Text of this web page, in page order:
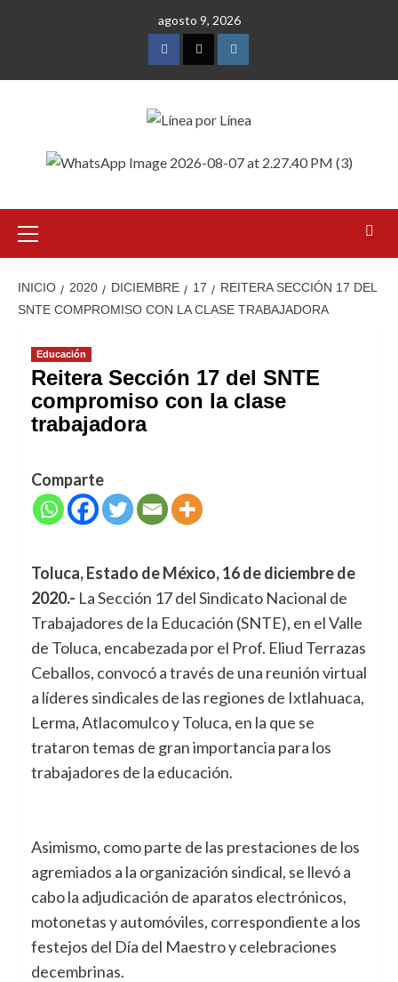
agosto 9, 2026
FacebookTwitterInstagram
primario
INICIO 2020 DICIEMBRE 17
REITERA SECCIÓN 17 DEL
SNTE COMPROMISO CON LA CLASE TRABAJADORA
Educación
Reitera Sección 17 del SNTE
compromiso con la clase
trabajadora
Comparte
Toluca, Estado de México, 16 de diciembre de
2020.- La Sección 17 del Sindicato Nacional de
Trabajadores de la Educación (SNTE), en el Valle
de Toluca, encabezada por el Prof. Eliud Terrazas
Ceballos, convocó a través de una reunión virtual
a líderes sindicales de las regiones de Ixtlahuaca,
Lerma, Atlacomulco y Toluca, en la que se
trataron temas de gran importancia para los
trabajadores de la educación.
Asimismo, como parte de las prestaciones de los
agremiados a la organización sindical, se llevó a
cabo la adjudicación de aparatos electrónicos,
motonetas y automóviles, correspondiente a los
festejos del Día del Maestro y celebraciones
decembrinas.